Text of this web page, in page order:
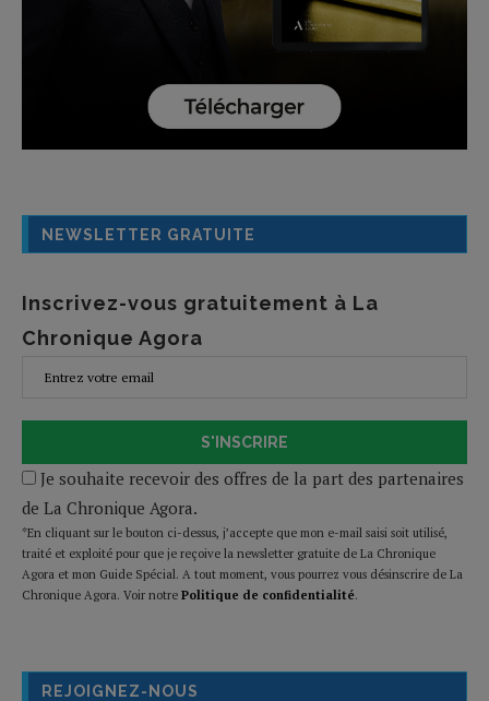
NEWSLETTER GRATUITE
Inscrivez-vous gratuitement à La
Chronique Agora
S'INSCRIRE
Je souhaite recevoir des offres de la part des partenaires
de La Chronique Agora.
*En cliquant sur le bouton ci-dessus, j’accepte que mon e-mail saisi soit utilisé,
traité et exploité pour que je reçoive la newsletter gratuite de La Chronique
Agora et mon Guide Spécial. A tout moment, vous pourrez vous désinscrire de La
Chronique Agora. Voir notre Politique de confidentialité.
REJOIGNEZ-NOUS